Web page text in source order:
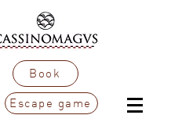
Book
Escape game